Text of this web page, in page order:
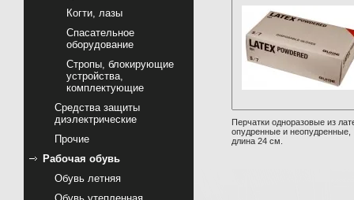
Когти, лазы
Спасательное
оборудование
Стропы, блокирующие
устройства,
комплектующие
Cредства защиты
диэлектрические
Прочие
Рабочая обувь
Обувь летняя
Перчатки одноразовые из
опудренные и неопудренные,
длина 24 см.